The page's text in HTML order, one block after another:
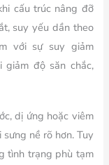
cấu trúc nâng đỡ
suy yếu dần theo
với sự suy giảm
giảm độ săn chắc,
dị ứng hoặc viêm
nề rõ hơn. Tuy
tình trạng phù tạm